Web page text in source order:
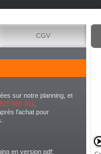
CGV
sur notre planning, et
565 911
l'achat pour
en version pdf: